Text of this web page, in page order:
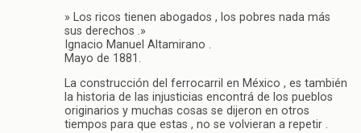
» Los ricos tienen abogados , los pobres nada más
sus derechos .»
Ignacio Manuel Altamirano .
Mayo de 1881.
La construcción del ferrocarril en México , es también
la historia de las injusticias encontrá de los pueblos
originarios y muchas cosas se dijeron en otros
tiempos para que estas , no se volvieran a repetir .